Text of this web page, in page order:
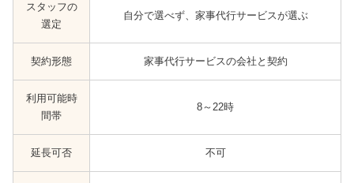
スタッフの
選定
自分で選べず、家事代行サービスが選ぶ
契約形態 家事代行サービスの会社と契約
利用可能時
間帯
8～22時
延長可否 不可